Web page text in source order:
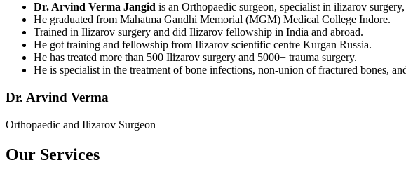
Dr. Arvind Verma Jangid is an Orthopaedic surgeon, specialist in ilizarov
He graduated from Mahatma Gandhi Memorial (MGM) Medical College Indore.
Trained in Ilizarov surgery and did Ilizarov fellowship in India and abroad.
He got training and fellowship from Ilizarov scientific centre Kurgan Russia.
He has treated more than 500 Ilizarov surgery and 5000+ trauma surgery.
He is specialist in the treatment of bone infections, non-union of fractured bones,
Dr. Arvind Verma
Orthopaedic and Ilizarov Surgeon
Our Services